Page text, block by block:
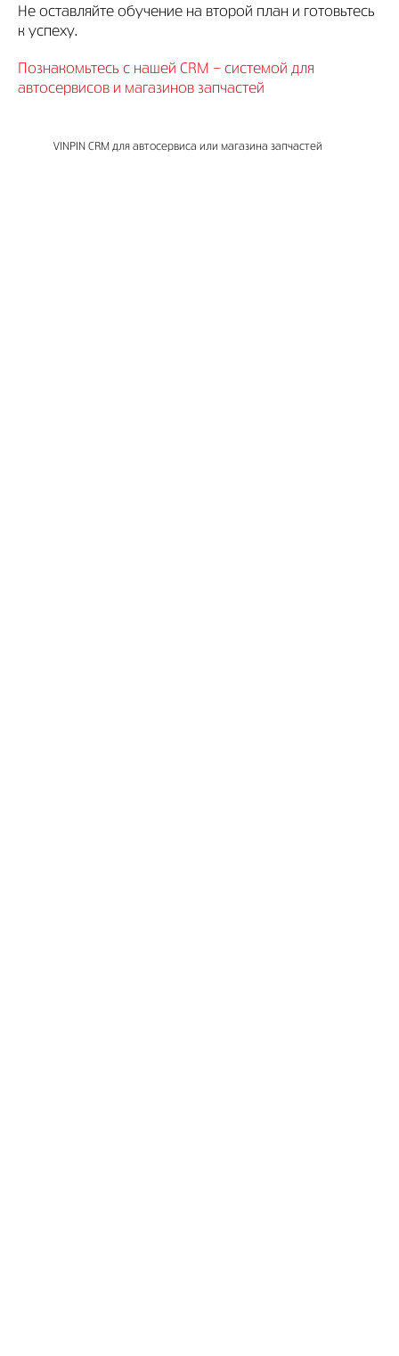
Не оставляйте обучение на второй план и готовьтесь
к успеху.
Познакомьтесь с нашей CRM - системой для
автосервисов и магазинов запчастей
VINPIN CRM для автосервиса или магазина запчастей